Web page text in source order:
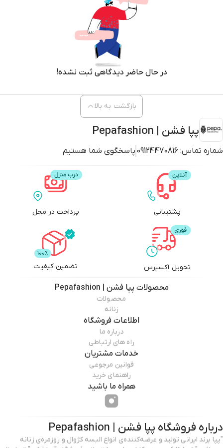
در حال حاضر دیدگاهی ثبت نشده!
پپا فشن | Pepafashion
شماره تماس: 09124470816 پاسخگوی شما هستیم
بازگشت به بالا
پشتیبانی پرداخت در محل
تحویل اکسپرس تضمین کیفیت
محصولات پپا فشن | Pepafashion
محصولات
زنانه
اطلاعات فروشگاه
درباره ما
راه های ارتباطی
خدمات مشتریان
قوانین مرجوعی
راهنمای خرید
همراه ما باشید
درباره فروشگاه پپا فشن | Pepafashion
"پپا برند ایرانی تولید و عرضه‌کننده‌ی انواع البسه کژوال و روزمره‌ی زنانه